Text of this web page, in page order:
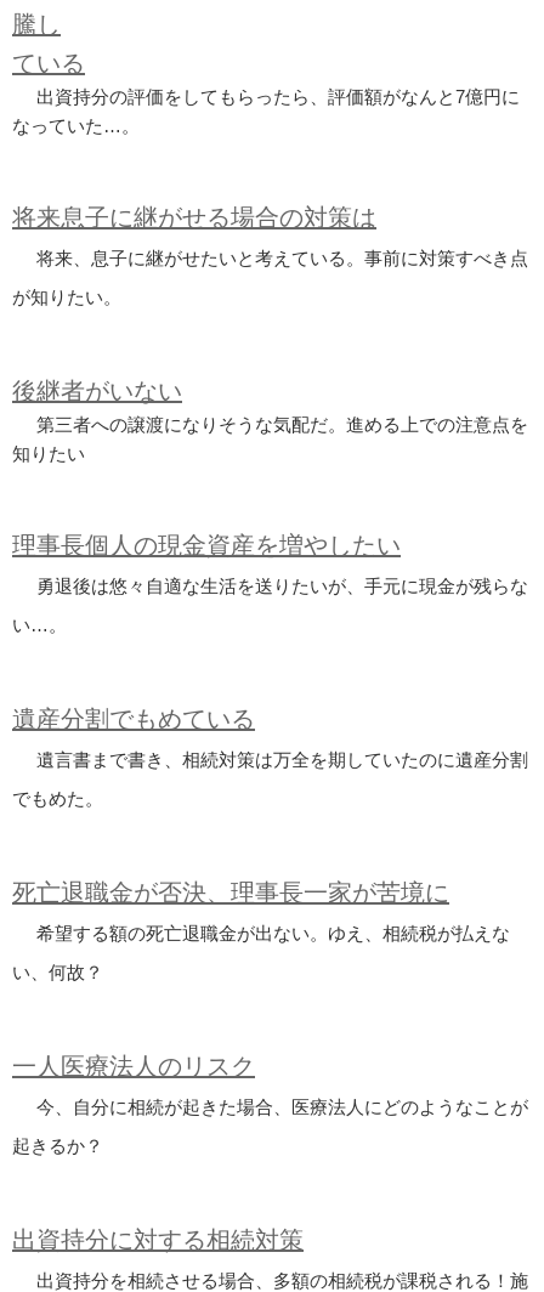
騰し
ている
出資持分の評価をしてもらったら、評価額がなんと7億円に
なっていた…。
将来息子に継がせる場合の対策は
将来、息子に継がせたいと考えている。事前に対策すべき点
が知りたい。
後継者がいない
第三者への譲渡になりそうな気配だ。進める上での注意点を
知りたい
理事長個人の現金資産を増やしたい
勇退後は悠々自適な生活を送りたいが、手元に現金が残らな
い…。
遺産分割でもめている
遺言書まで書き、相続対策は万全を期していたのに遺産分割
でもめた。
死亡退職金が否決、理事長一家が苦境に
希望する額の死亡退職金が出ない。ゆえ、相続税が払えな
い、何故？
一人医療法人のリスク
今、自分に相続が起きた場合、医療法人にどのようなことが
起きるか？
出資持分に対する相続対策
出資持分を相続させる場合、多額の相続税が課税される！施